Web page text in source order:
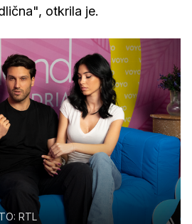
otkrila je.
RTL